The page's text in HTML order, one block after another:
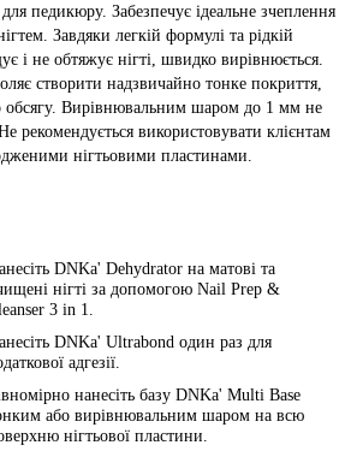
педикюру. Забезпечує ідеальне зчеплення
Завдяки легкій формулі та рідкій
і не обтяжує нігті, швидко вирівнюється.
створити надзвичайно тонке покриття,
обсягу. Вирівнювальним шаром до 1 мм не
рекомендується використовувати клієнтам
нігтьовими пластинами.
DNKa' Dehydrator на матові та
нігті за допомогою Nail Prep &
3 in 1.
DNKa' Ultrabond один раз для
адгезії.
нанесіть базу DNKa' Multi Base
або вирівнювальним шаром на всю
нігтьової пластини.